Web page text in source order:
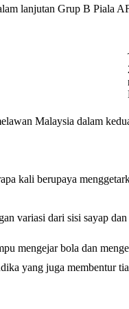
lanjutan Grup B Piala
Malaysia dalam
kali berupaya
variasi dari sisi sayap
mengejar bola dan
yang juga membentur